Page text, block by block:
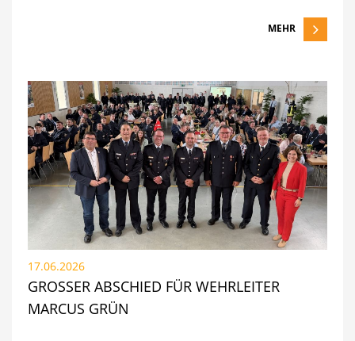
MEHR
17.06.2026
GROSSER ABSCHIED FÜR WEHRLEITER M
ARCUS GRÜN